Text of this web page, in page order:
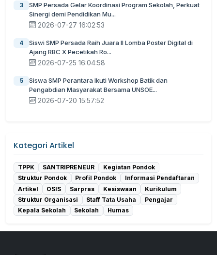
3
SMP Persada Gelar Koordinasi Program Sekolah, Perkuat
Sinergi demi Pendidikan Mu...
2026-07-27 16:02:53
4
Siswi SMP Persada Raih Juara II Lomba Poster Digital di
Ajang RBC X Pecetikah Ro...
2026-07-25 16:04:58
5
Siswa SMP Perantara Ikuti Workshop Batik dan
Pengabdian Masyarakat Bersama UNSOE...
2026-07-20 15:57:52
Kategori Artikel
TPPK SANTRIPRENEUR
Kegiatan Pondok
Struktur Pondok
Profil Pondok
Informasi Pendaftaran
Artikel
OSIS Sarpras Kesiswaan
Kurikulum
Struktur Organisasi
Staff Tata Usaha
Pengajar
Kepala Sekolah
Sekolah Humas